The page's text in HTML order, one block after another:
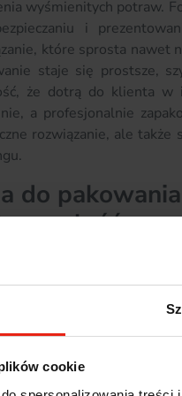
cookie
wyśmienitych potraw.
i
które sprosta nawet
staje się prostsze,
że dotrą do klienta w
a profesjonalnie
rozwiązanie, ale także
do
na której każda
dzięki folii, która
delikatne przystawki,
im odpowiednie